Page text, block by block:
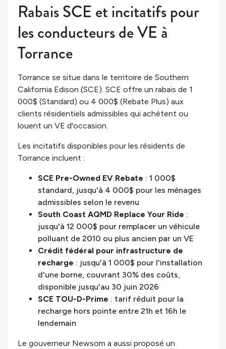
Rabais SCE et incitatifs pour
les conducteurs de VE à
Torrance
Torrance se situe dans le territoire de Southern
California Edison (SCE). SCE offre un rabais de 1
000$ (Standard) ou 4 000$ (Rebate Plus) aux
clients résidentiels admissibles qui achètent ou
louent un VE d'occasion.
Les incitatifs disponibles pour les résidents de
Torrance incluent :
SCE Pre-Owned EV Rebate : 1 000$
standard, jusqu'à 4 000$ pour les ménages
admissibles selon le revenu
South Coast AQMD Replace Your Ride :
jusqu'à 12 000$ pour remplacer un véhicule
polluant de 2010 ou plus ancien par un VE
Crédit fédéral pour infrastructure de
recharge : jusqu'à 1 000$ pour l'installation
d'une borne, couvrant 30% des coûts,
disponible jusqu'au 30 juin 2026
SCE TOU-D-Prime : tarif réduit pour la
recharge hors pointe entre 21h et 16h le
lendemain
Le gouverneur Newsom a aussi proposé un